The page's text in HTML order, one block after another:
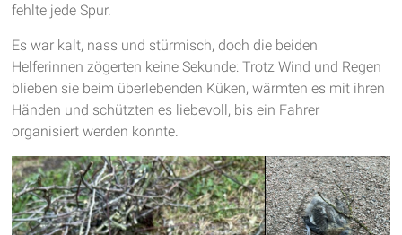
fehlte jede Spur.
Es war kalt, nass und stürmisch, doch die beiden
Helferinnen zögerten keine Sekunde: Trotz Wind und Regen
blieben sie beim überlebenden Küken, wärmten es mit ihren
Händen und schützten es liebevoll, bis ein Fahrer
organisiert werden konnte.